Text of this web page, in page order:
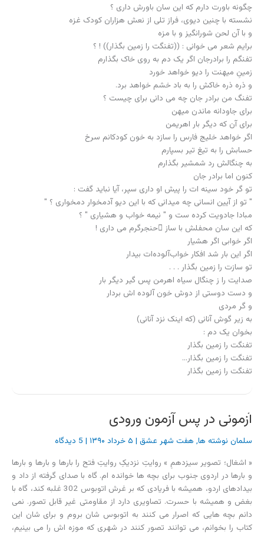
اگر خوابی اگر هشیار
اگر این بار شد افکار خواب‌آلوده‌ات بیدار
تو سازت را زمین بگذار . . .
صدایت را ز چنگال سیاه اهرمن پس گیر دیگر بار
و دست دوستی از دوش خون آلوده اش بردار
و گر مردی
به زیر گوش آنانی (که اینک نزد آنانی)
بخوان یک دم :
تفنگت را زمین بگذار
تفنگت را زمین بگذار…
تفنگت را زمین بگذار
آزمونی در پس آزمون ورودی
سلمان نوشته ها, هفت شهر عشق |۵ خرداد ۱۳۹۰ | 5 دیدگاه
« اشغال؛ تصویر سیزدهمِ » روایتِ نزدیکِ روایتِ فتح را بارها و بارها و بارها
و بارها در اردوی جنوب برای بچه ها خوانده ام. گاه با صدای گرفته از داد و
بغض و همیشه با حسرت. تصاویری دارد از مقاومتی غیر قابل تصور. نمی
دانم بچه هایی که اصرار می کنند به اتوبوس شان بروم و برای شان این
کتاب را بخوانم، می توانند تصور کنند در شهری که موزه اش را می بینیم،
در مسجد جامعش نماز می خوانیم و از کنار دیوارهای گلوله خورده اش رد
می شویم، روزی جنگی بوده یا نه؟ اصلا تا به حال کنار توپی که شلیک می
کند ایستاده اند که ببینند چه آوای هولناکی دارد و بعد سعی کنند تصور
کنند اگر این گلوله کنارشان منفجر شود چه صدایی دارد؟
مخلص کلام
اینقدر در هنر گم می شود که دستیابی به آن کار حضرت فیل است. یک روز
به بهانه ی اینکه حرف های ما تکراری شده و بچه ها از هفته شهدا استفاده
نمی کنند، حرف تعطیلی هفته شهدا سر زبان ها افتاده بود!
عده ای نشستند و نحوه گفتن حرف ها را عوض کردند و مقداری هم هنر
قاطی اش کردند که به دل بچه ها بنشیند.